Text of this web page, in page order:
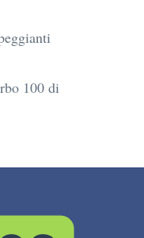
100 di